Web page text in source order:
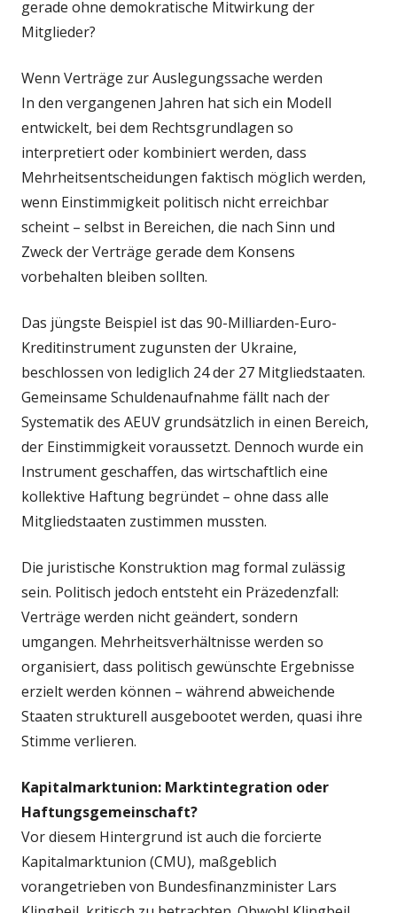
gerade ohne demokratische Mitwirkung der
Mitglieder?
Wenn Verträge zur Auslegungssache werden
In den vergangenen Jahren hat sich ein Modell
entwickelt, bei dem Rechtsgrundlagen so
interpretiert oder kombiniert werden, dass
Mehrheitsentscheidungen faktisch möglich werden,
wenn Einstimmigkeit politisch nicht erreichbar
scheint – selbst in Bereichen, die nach Sinn und
Zweck der Verträge gerade dem Konsens
vorbehalten bleiben sollten.
Das jüngste Beispiel ist das 90-Milliarden-Euro-
Kreditinstrument zugunsten der Ukraine,
beschlossen von lediglich 24 der 27 Mitgliedstaaten.
Gemeinsame Schuldenaufnahme fällt nach der
Systematik des AEUV grundsätzlich in einen Bereich,
der Einstimmigkeit voraussetzt. Dennoch wurde ein
Instrument geschaffen, das wirtschaftlich eine
kollektive Haftung begründet – ohne dass alle
Mitgliedstaaten zustimmen mussten.
Die juristische Konstruktion mag formal zulässig
sein. Politisch jedoch entsteht ein Präzedenzfall:
Verträge werden nicht geändert, sondern
umgangen. Mehrheitsverhältnisse werden so
organisiert, dass politisch gewünschte Ergebnisse
erzielt werden können – während abweichende
Staaten strukturell ausgebootet werden, quasi ihre
Stimme verlieren.
Kapitalmarktunion: Marktintegration oder
Haftungsgemeinschaft?
Vor diesem Hintergrund ist auch die forcierte
Kapitalmarktunion (CMU), maßgeblich
vorangetrieben von Bundesfinanzminister Lars